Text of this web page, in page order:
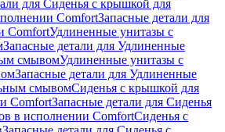
для Сиденья с крышкой для
ComfortЗапасные детали для
ComfortУдлиненные унитазы с
Запасные детали для Удлиненные
смывомУдлиненные унитазы с
Запасные детали для Удлиненные
смывомСиденья с крышкой для
ComfortЗапасные детали для Сиденья
в исполнении ComfortСиденья с